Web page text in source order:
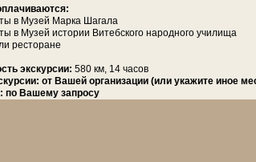
в Музей Мар­ка Ша­га­ла
в Музей ис­то­рии Витебского на­род­но­го училища
ре­сто­ра­не
экс­кур­сии: 580 км, 14 ча­сов
от Вашей организации (или укажите иное
по Вашему запросу